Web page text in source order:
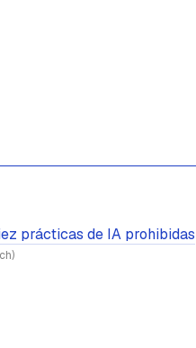
prácticas de IA prohibidas